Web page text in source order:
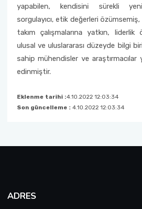
yapabilen, kendisini sürekli
sorgulayıcı, etik değerleri özümsemiş,
takım çalışmalarına yatkın, liderlik
ulusal ve uluslararası düzeyde bilgi
sahip mühendisler ve
edinmiştir.
Eklenme tarihi :4.10.2022 12:03:34
Son güncelleme : 4.10.2022 12:03:34
ADRES